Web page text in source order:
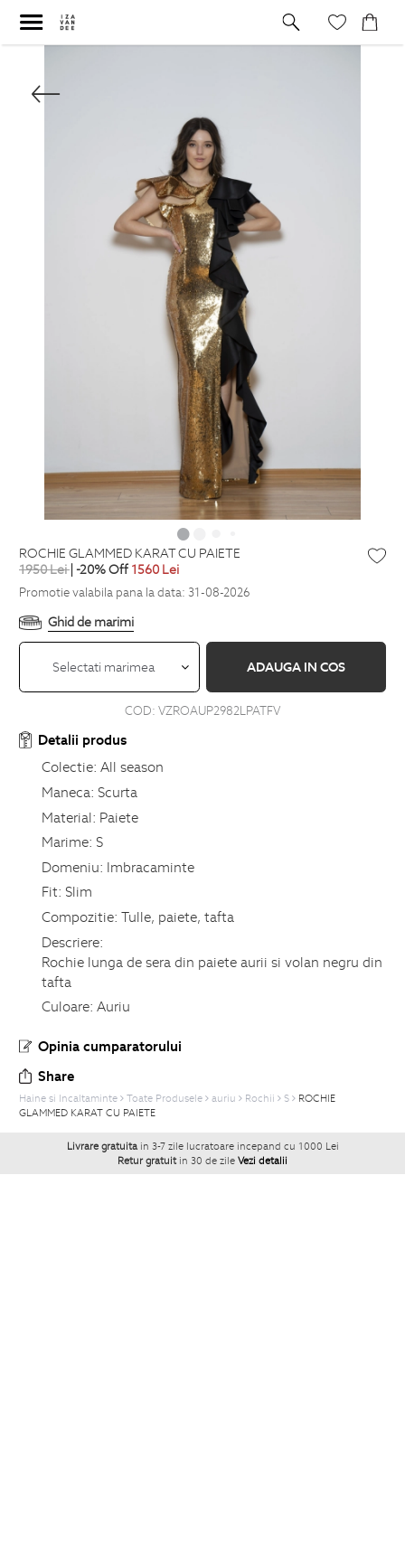
ROCHIE GLAMMED KARAT CU PAIETE
1950Lei| -20% Off 1560 Lei
Promotie valabila pana la data: 31-08-2026
Ghid de marimi
Selectati marimea ADAUGA IN COS
COD: VZROAUP2982LPATFV
Detalii produs
Colectie: All season
Maneca: Scurta
Material: Paiete
Marime: S
Domeniu: Imbracaminte
Fit: Slim
Compozitie: Tulle, paiete, tafta
Descriere:
Rochie lunga de sera din paiete aurii si volan negru din
tafta
Culoare: Auriu
Opinia cumparatorului
Share
Haine si Incaltaminte Toate Produsele auriu Rochii S
ROCHIE
GLAMMED KARAT CU PAIETE
Livrare gratuita in 3-7 zile lucratoare incepand cu 1000 Lei
Retur gratuit in 30 de zile Vezi detalii